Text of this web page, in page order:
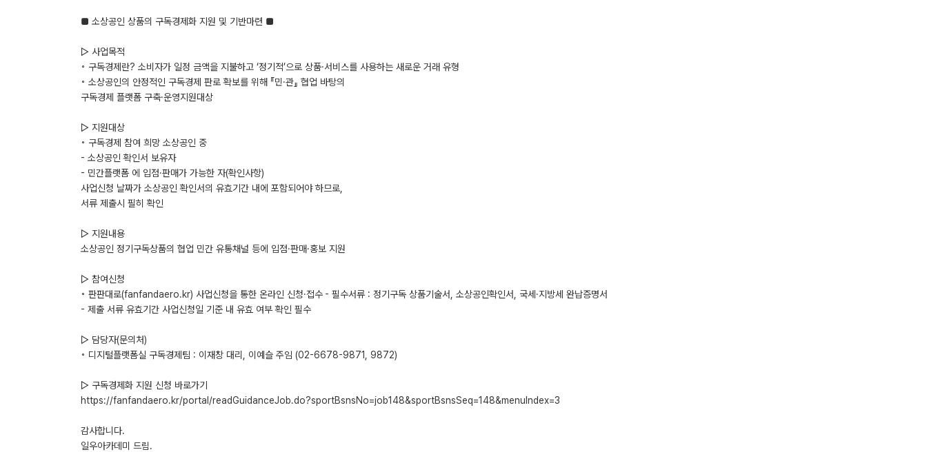
■ 소상공인 상품의 구독경제화 지원 및 기반마련 ■
▷ 사업목적
◦ 구독경제란? 소비자가 일정 금액을 지불하고 ‘정기적’으로 상품·서비스를 사용하는 새로운 거래 유형
◦ 소상공인의 안정적인 구독경제 판로 확보를 위해 『민·관』 협업 바탕의
구독경제 플랫폼 구축·운영지원대상
▷ 지원대상
◦ 구독경제 참여 희망 소상공인 중
- 소상공인 확인서 보유자
- 민간플랫폼 에 입점·판매가 가능한 자(확인사항)
사업신청 날짜가 소상공인 확인서의 유효기간 내에 포함되어야 하므로,
서류 제출시 필히 확인
▷ 지원내용
소상공인 정기구독상품의 협업 민간 유통채널 등에 입점·판매·홍보 지원
▷ 참여신청
◦ 판판대로(fanfandaero.kr) 사업신청을 통한 온라인 신청·접수 - 필수서류 : 정기구독 상품기술서, 소상공인확인서, 국세·지방세 완납증명서
- 제출 서류 유효기간 사업신청일 기준 내 유효 여부 확인 필수
▷ 담당자(문의처)
◦ 디지털플랫폼실 구독경제팀 : 이재창 대리, 이예슬 주임 (02-6678-9871, 9872)
▷ 구독경제화 지원 신청 바로가기
https://fanfandaero.kr/portal/readGuidanceJob.do?sportBsnsNo=job148&sportBsnsSeq=148&menuIndex=3
감사합니다.
일우아카데미 드림.